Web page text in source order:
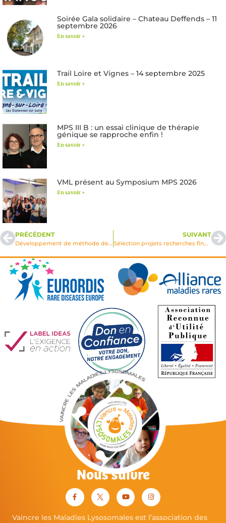
Soirée Gala solidaire – Chateau Deffends – 11
septembre 2026
En savoir +
Trail Loire et Vignes – 14 septembre 2025
En savoir +
MPS III B : un essai clinique de thérapie
génique se rapproche enfin !
En savoir +
VML présent au Symposium MPS 2026
En savoir +
PRÉCÉDENT
Développement de méthode de transfert de gène dans le modèle murin de la maladie de Sandhoff par l’utilisation de vecteurs lentiviraux bicistroniques
SUIVANT
Sélection projets recherches financés VML sur appel d’offres 2007
Nous suivre
Vaincre les Maladies Lysosomales est l’association des